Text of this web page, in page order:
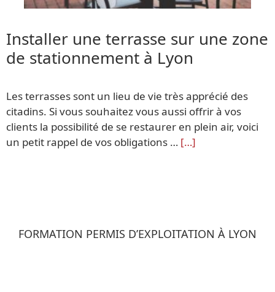
Installer une terrasse sur une zone
de stationnement à Lyon
Les terrasses sont un lieu de vie très apprécié des
citadins. Si vous souhaitez vous aussi offrir à vos
clients la possibilité de se restaurer en plein air, voici
un petit rappel de vos obligations … […]
FORMATION PERMIS D’EXPLOITATION À LYON